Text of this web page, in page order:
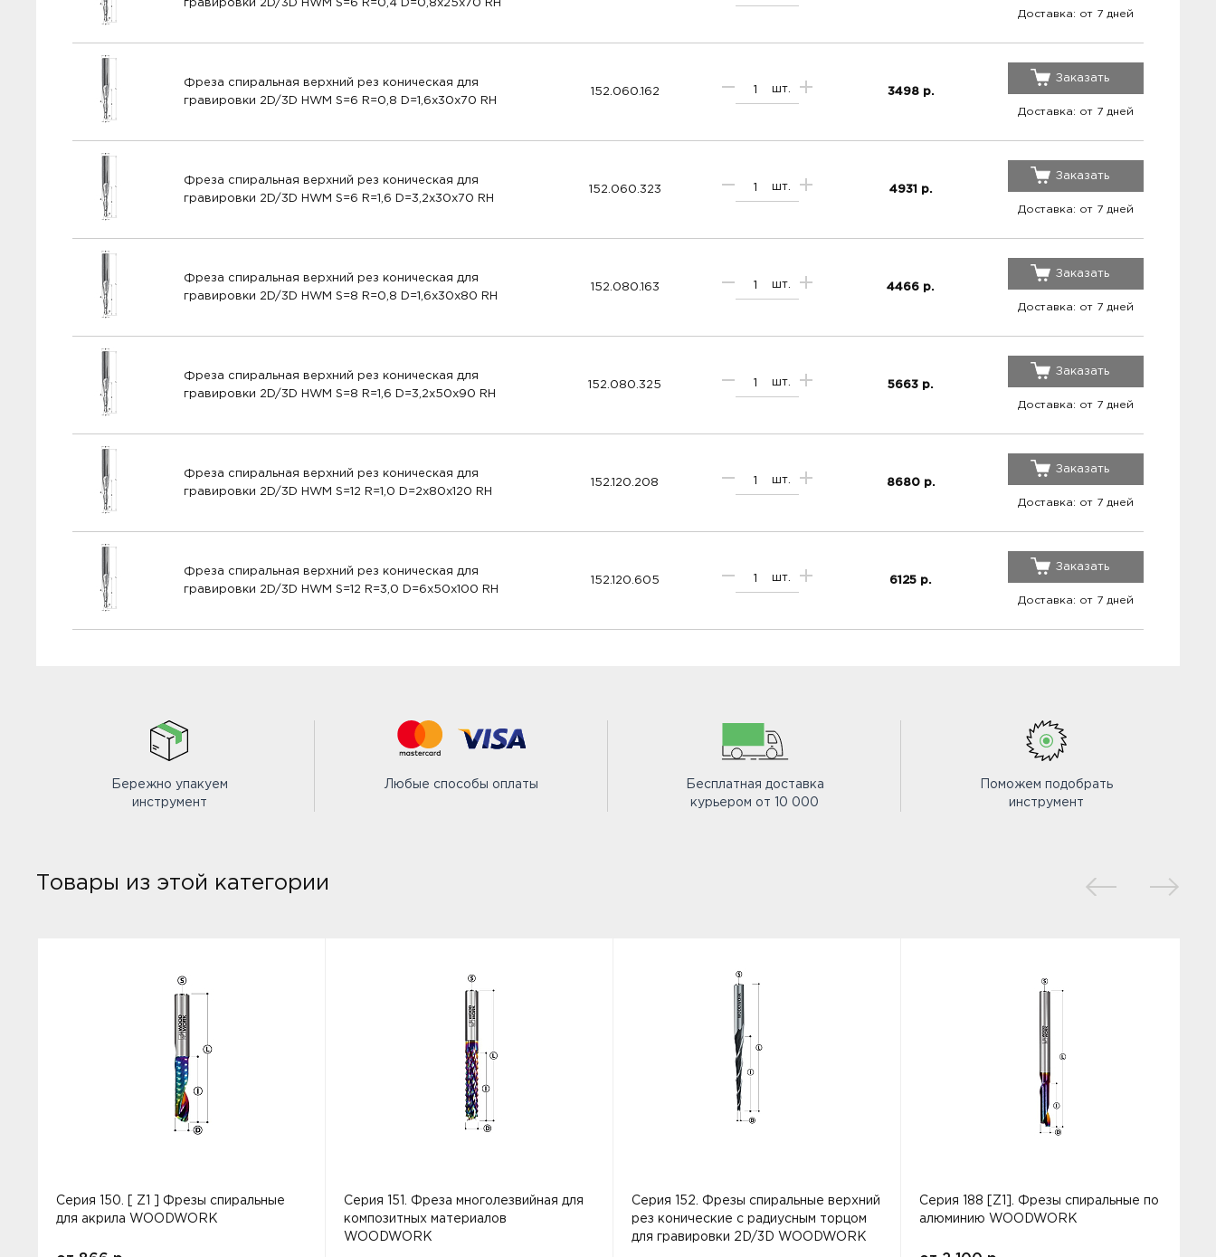
гравировки 2D/3D HWM S=6 R=0,4 D=0,8x25x70 RH
Доставка: от 7 дней
Фреза спиральная верхний рез коническая для
гравировки 2D/3D HWM S=6 R=0,8 D=1,6x30x70 RH
152.060.162 шт. 3498 р.
Заказать
Доставка: от 7 дней
Фреза спиральная верхний рез коническая для
гравировки 2D/3D HWM S=6 R=1,6 D=3,2x30x70 RH
152.060.323 шт. 4931 р.
Заказать
Доставка: от 7 дней
Фреза спиральная верхний рез коническая для
гравировки 2D/3D HWM S=8 R=0,8 D=1,6x30x80 RH
152.080.163 шт. 4466 р.
Заказать
Доставка: от 7 дней
Фреза спиральная верхний рез коническая для
гравировки 2D/3D HWM S=8 R=1,6 D=3,2x50x90 RH
152.080.325 шт. 5663 р.
Заказать
Доставка: от 7 дней
Фреза спиральная верхний рез коническая для
гравировки 2D/3D HWM S=12 R=1,0 D=2x80x120 RH
152.120.208 шт. 8680 р.
Заказать
Доставка: от 7 дней
Фреза спиральная верхний рез коническая для
гравировки 2D/3D HWM S=12 R=3,0 D=6x50x100 RH
152.120.605 шт. 6125 р.
Заказать
Доставка: от 7 дней
Бережно упакуем
инструмент
Любые способы оплаты
Бесплатная доставка
курьером от 10 000
Поможем подобрать
инструмент
Товары из этой категории
Серия 150. [ Z1 ] Фрезы спиральные
для акрила WOODWORK
Серия 151. Фреза многолезвийная для
композитных материалов
WOODWORK
Серия 152. Фрезы спиральные верхний
рез конические с радиусным торцом
для гравировки 2D/3D WOODWORK
Серия 188 [Z1]. Фрезы спиральные по
алюминию WOODWORK